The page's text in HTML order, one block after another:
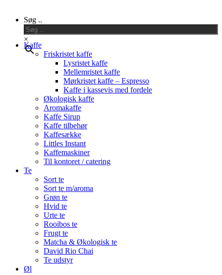
Søg ..
×
Kaffe
Friskristet kaffe
Lysristet kaffe
Mellemristet kaffe
Mørkristet kaffe – Espresso
Kaffe i kassevis med fordele
Økologisk kaffe
Aromakaffe
Kaffe Sirup
Kaffe tilbehør
Kaffesække
Littles Instant
Kaffemaskiner
Til kontoret / catering
Te
Sort te
Sort te m/aroma
Grøn te
Hvid te
Urte te
Rooibos te
Frugt te
Matcha & Økologisk te
David Rio Chai
Te udstyr
Øl